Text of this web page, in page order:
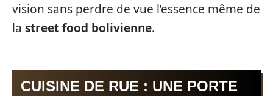
vision sans perdre de vue l’essence même de
la street food bolivienne.
CUISINE DE RUE : UNE PORTE